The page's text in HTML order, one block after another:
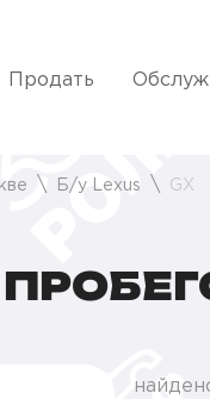
Продать
Б/у Lexus GX